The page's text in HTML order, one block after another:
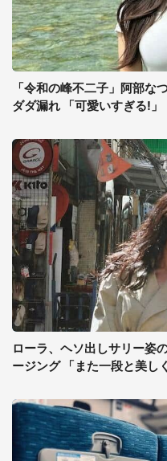
「令和の峰不二子」阿部な
ダダ漏れ 「可愛いすぎる!」
ローラ、ヘソ出しサリー姿
ージング 「また一段と美し